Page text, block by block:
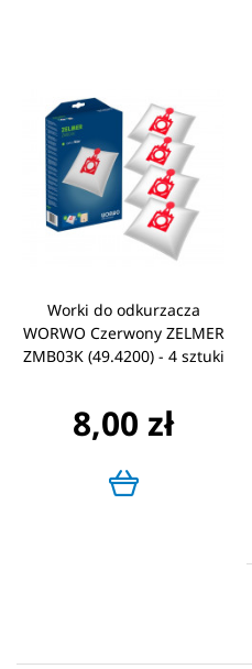
Worki do odkurzacza
WORWO Czerwony ZELMER
ZMB03K (49.4200) - 4 sztuki
8,00 zł